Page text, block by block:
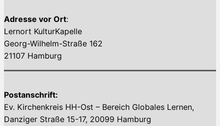
Adresse vor Ort:
Lernort KulturKapelle
Georg-Wilhelm-Straße 162
21107 Hamburg
Postanschrift:
Ev. Kirchenkreis HH-Ost – Bereich Globales Lernen,
Danziger Straße 15-17, 20099 Hamburg